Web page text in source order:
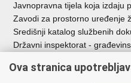
Javnopravna tijela koja izdaju
Zavodi za prostorno uređenje
Središnji katalog službenih
Državni inspektorat -
Ova stranica